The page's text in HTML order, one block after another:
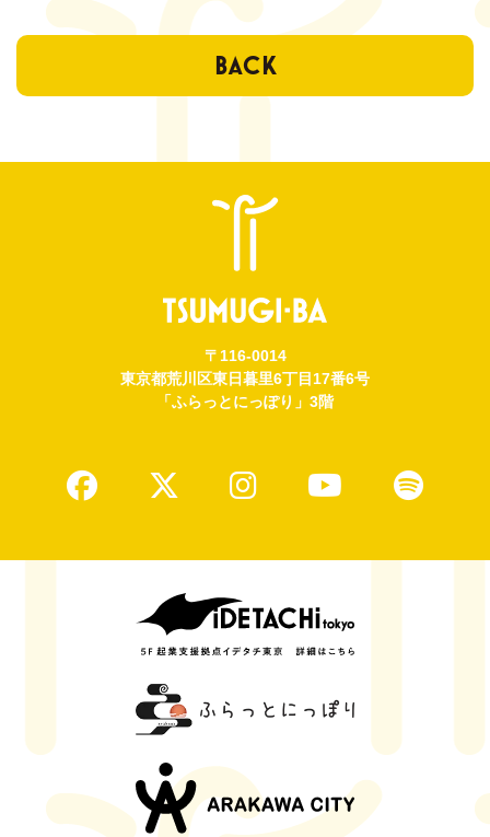
BACK
〒116-0014
東京都荒川区東日暮里6丁目17番6号
「ふらっとにっぽり」3階